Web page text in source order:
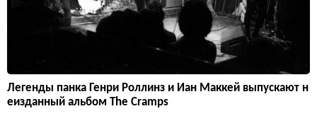
Легенды панка Генри Роллинз и Иан Маккей выпускают н
еизданный альбом The Cramps